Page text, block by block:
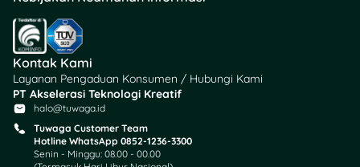
Kontak Kami
Layanan Pengaduan Konsumen / Hubungi Kami
PT Akselerasi Teknologi Kreatif
halo@tuwaga.id
Tuwaga Customer Team
Hotline WhatsApp 0852-1236-3300
Senin - Minggu: 08.00 - 00.00